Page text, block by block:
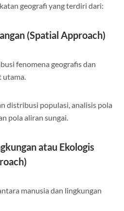
geografi yang terdiri dari:
(Spatial Approach)
fenomena geografis dan
utama.
distribusi populasi, analisis pola
pola aliran sungai.
atau Ekologis
manusia dan lingkungan